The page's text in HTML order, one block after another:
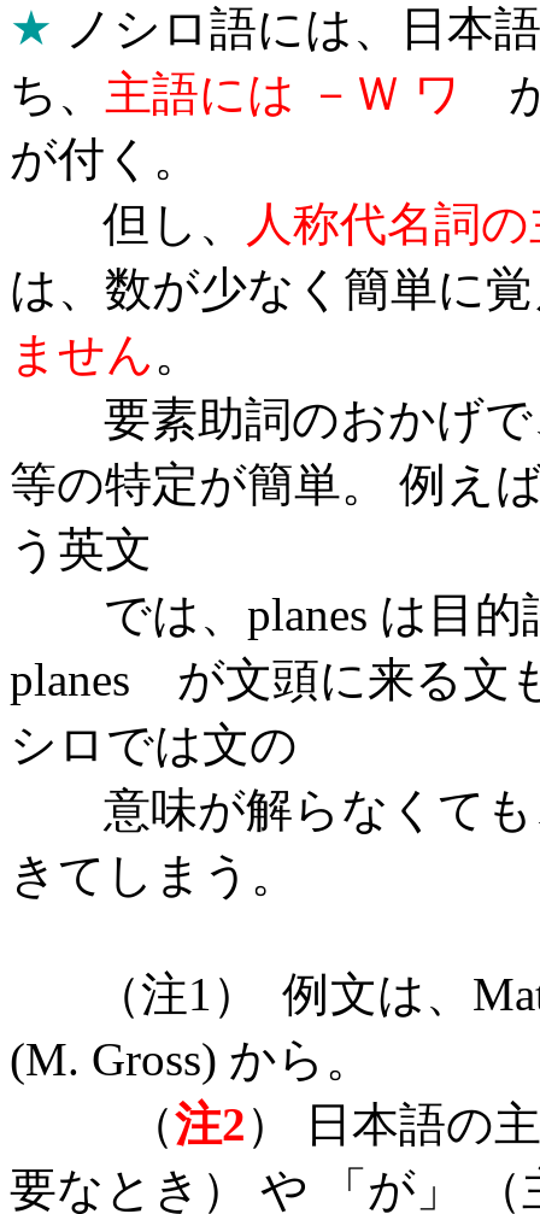
★ ノシロ語には、日本
ち、 主語には －Ｗ ワ
が付く。
但し、
人称代名詞
は、数が少なく簡単に
ません。
要素助詞のおかげで
等の特定が簡単。 例え
う英文
では、planes は目的
planes が文頭に来る文
シロでは文の
意味が解らなくても
きてしまう。
（注1） 例文は、
(M. Gross) から。
（注2） 日本語の
要なとき） や 「が」